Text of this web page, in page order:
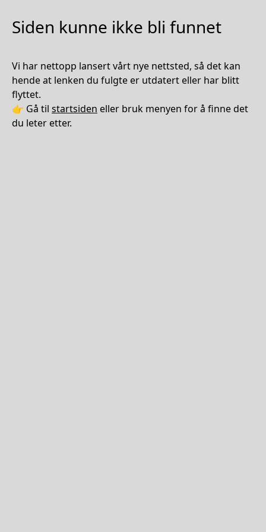
Siden kunne ikke bli funnet
Vi har nettopp lansert vårt nye nettsted, så det kan
hende at lenken du fulgte er utdatert eller har blitt
flyttet.
👉 Gå til startsiden eller bruk menyen for å finne det
du leter etter.